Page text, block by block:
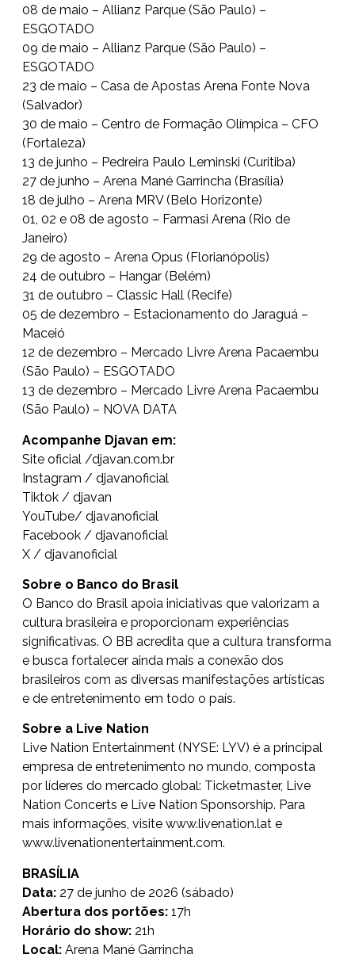
08 de maio – Allianz Parque (São Paulo) –
ESGOTADO
09 de maio – Allianz Parque (São Paulo) –
ESGOTADO
23 de maio – Casa de Apostas Arena Fonte Nova
(Salvador)
30 de maio – Centro de Formação Olímpica – CFO
(Fortaleza)
13 de junho – Pedreira Paulo Leminski (Curitiba)
27 de junho – Arena Mané Garrincha (Brasília)
18 de julho – Arena MRV (Belo Horizonte)
01, 02 e 08 de agosto – Farmasi Arena (Rio de
Janeiro)
29 de agosto – Arena Opus (Florianópolis)
24 de outubro – Hangar (Belém)
31 de outubro – Classic Hall (Recife)
05 de dezembro – Estacionamento do Jaraguá –
Maceió
12 de dezembro – Mercado Livre Arena Pacaembu
(São Paulo) – ESGOTADO
13 de dezembro – Mercado Livre Arena Pacaembu
(São Paulo) – NOVA DATA
Acompanhe Djavan em:
Site oficial /djavan.com.br
Instagram / djavanoficial
Tiktok / djavan
YouTube/ djavanoficial
Facebook / djavanoficial
X / djavanoficial
Sobre o Banco do Brasil
O Banco do Brasil apoia iniciativas que valorizam a
cultura brasileira e proporcionam experiências
significativas. O BB acredita que a cultura transforma
e busca fortalecer ainda mais a conexão dos
brasileiros com as diversas manifestações artísticas
e de entretenimento em todo o país.
Sobre a Live Nation
Live Nation Entertainment (NYSE: LYV) é a principal
empresa de entretenimento no mundo, composta
por líderes do mercado global: Ticketmaster, Live
Nation Concerts e Live Nation Sponsorship. Para
mais informações, visite www.livenation.lat e
www.livenationentertainment.com.
BRASÍLIA
Data: 27 de junho de 2026 (sábado)
Abertura dos portões: 17h
Horário do show: 21h
Local: Arena Mané Garrincha